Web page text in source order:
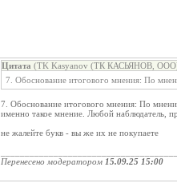
Цитата (TK Kasyanov (ТК КАСЬЯНОВ, ООО)
7. Обоснование итогового мнения: По
7. Обоснование итогового мнения: По
именно такое мнение. Любой наблюдатель,
не жалейте букв - вы же их не покупаете
Перенесено модератором 15.09.25 15:00